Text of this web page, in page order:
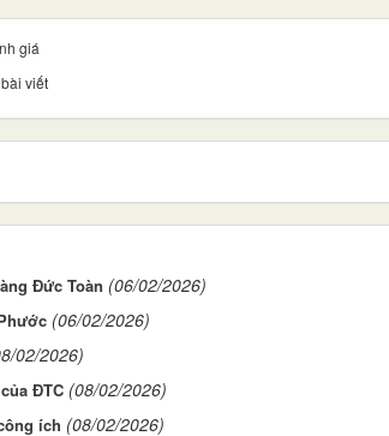
giá
viết
Đức Toàn (06/02/2026)
(06/02/2026)
02/2026)
ĐTC (08/02/2026)
ích (08/02/2026)